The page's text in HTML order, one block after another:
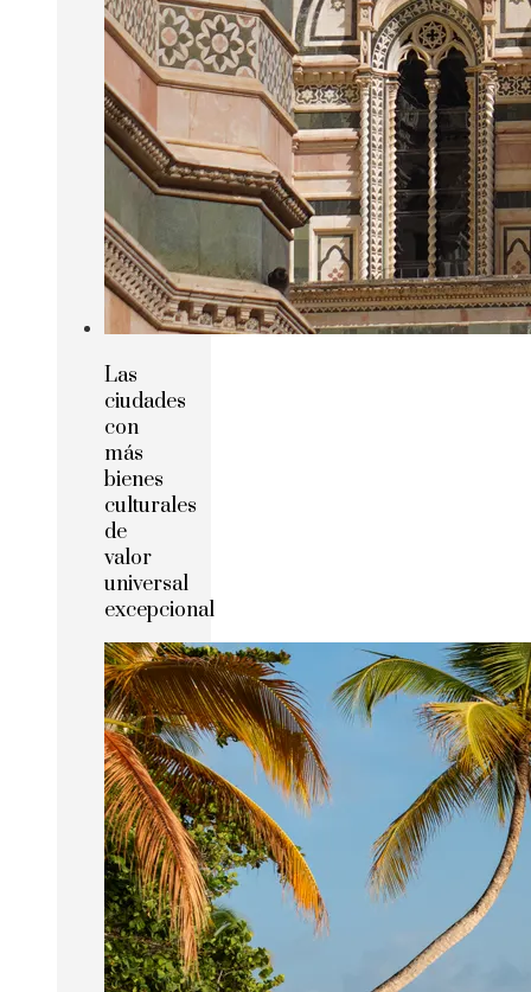
Las
ciudades
con
más
bienes
culturales
de
valor
universal
excepcional